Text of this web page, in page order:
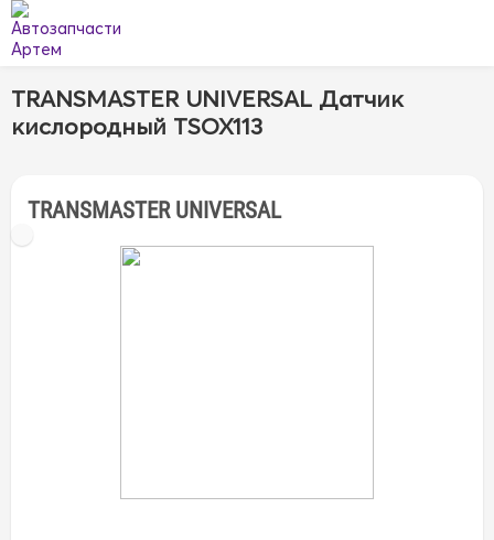
TRANSMASTER UNIVERSAL Датчик
кислородный TSOX113
TRANSMASTER UNIVERSAL